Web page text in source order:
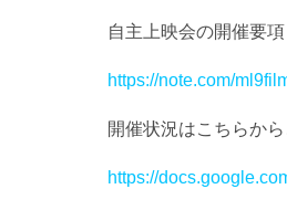
自主上映会の開催要項
https://note.com/
開催状況はこちらか
https://